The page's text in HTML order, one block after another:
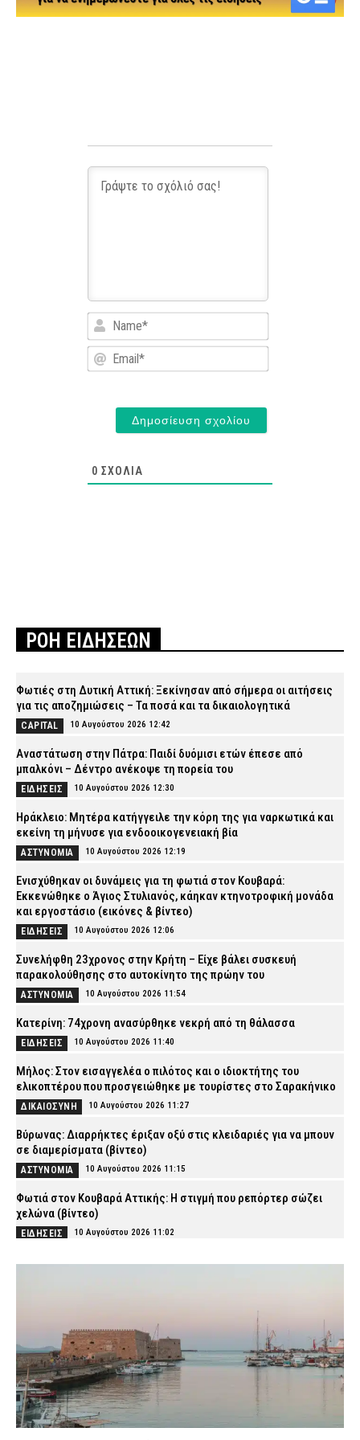
Name*
Email*
0 ΣΧΌΛΙΑ
ΡΟΗ ΕΙΔΗΣΕΩΝ
Φωτιές στη Δυτική Αττική: Ξεκίνησαν από σήμερα οι αιτήσεις
για τις αποζημιώσεις – Τα ποσά και τα δικαιολογητικά
CAPITAL 10 Αυγούστου 2026 12:42
Αναστάτωση στην Πάτρα: Παιδί δυόμισι ετών έπεσε από
μπαλκόνι – Δέντρο ανέκοψε τη πορεία του
ΕΙΔΗΣΕΙΣ 10 Αυγούστου 2026 12:30
Ηράκλειο: Μητέρα κατήγγειλε την κόρη της για ναρκωτικά και
εκείνη τη μήνυσε για ενδοοικογενειακή βία
ΑΣΤΥΝΟΜΙΑ 10 Αυγούστου 2026 12:19
Ενισχύθηκαν οι δυνάμεις για τη φωτιά στον Κουβαρά:
Εκκενώθηκε ο Άγιος Στυλιανός, κάηκαν κτηνοτροφική μονάδα
και εργοστάσιο (εικόνες & βίντεο)
ΕΙΔΗΣΕΙΣ 10 Αυγούστου 2026 12:06
Συνελήφθη 23χρονος στην Κρήτη – Είχε βάλει συσκευή
παρακολούθησης στο αυτοκίνητο της πρώην του
ΑΣΤΥΝΟΜΙΑ 10 Αυγούστου 2026 11:54
Κατερίνη: 74χρονη ανασύρθηκε νεκρή από τη θάλασσα
ΕΙΔΗΣΕΙΣ 10 Αυγούστου 2026 11:40
Μήλος: Στον εισαγγελέα ο πιλότος και ο ιδιοκτήτης του
ελικοπτέρου που προσγειώθηκε με τουρίστες στο Σαρακήνικο
ΔΙΚΑΙΟΣΥΝΗ 10 Αυγούστου 2026 11:27
Βύρωνας: Διαρρήκτες έριξαν οξύ στις κλειδαριές για να μπουν
σε διαμερίσματα (βίντεο)
ΑΣΤΥΝΟΜΙΑ 10 Αυγούστου 2026 11:15
Φωτιά στον Κουβαρά Αττικής: Η στιγμή που ρεπόρτερ σώζει
χελώνα (βίντεο)
ΕΙΔΗΣΕΙΣ 10 Αυγούστου 2026 11:02
Συνελήφθη 53χρονος αλλοδαπός στο αεροδρόμιο της Αθήνας –
Καλαμάτα: Αστυνομικοί κατέσχεσαν πάνω από 10 κιλά κάνναβης
– Χειροπέδες σε τρία άτομα
ΑΣΤΥΝΟΜΙΑ 10 Αυγούστου 2026 10:37
«Τουρισμός για Όλους»: Άνοιξε η πλατφόρμα για όλα τα ΑΦΜ –
Πώς θα πάρετε voucher έως 600 ευρώ
CAPITAL 10 Αυγούστου 2026 10:25